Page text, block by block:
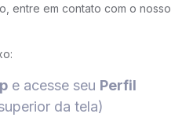
entre em contato com o nosso
e acesse seu Perfil
da tela)